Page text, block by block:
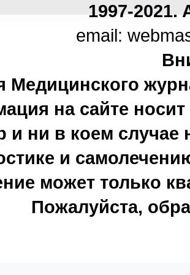
1997-2021.
email:
Медицинского
на сайте
и ни в коем
и
может только
Пожалуйста,